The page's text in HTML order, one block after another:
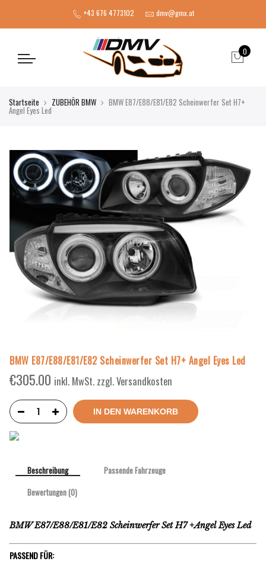
+43 676 4773102 dmv@gmx.at
0
Startseite ZUBEHÖR BMW BMW E87/E88/E81/E82 Scheinwerfer Set H7+
Angel Eyes Led
BMW E87/E88/E81/E82 Scheinwerfer Set H7+ Angel Eyes Led
€305.00 inkl. MwSt. zzgl. Versandkosten
IN DEN WARENKORB
Beschreibung
Passende Fahrzeuge
Bewertungen (0)
BMW E87/E88/E81/E82 Scheinwerfer Set H7 +Angel Eyes Led
PASSEND FÜR: